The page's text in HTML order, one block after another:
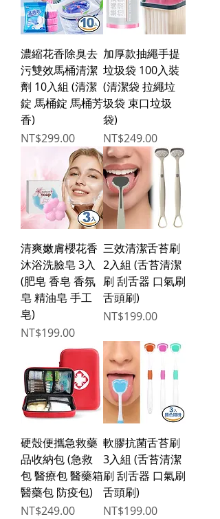
濃縮花香除臭去
污雙效馬桶清潔
劑 10入組 (清潔
錠 馬桶錠 馬桶芳
香)
Price
NT$299.00
加厚款抽繩手提
垃圾袋 100入裝
(清潔袋 拉繩垃
圾袋 束口垃圾
袋)
Price
NT$249.00
清爽嫩膚櫻花香
沐浴洗臉皂 3入
(肥皂 香皂 香氛
皂 精油皂 手工
皂)
Price
NT$199.00
三效清潔舌苔刷
2入組 (舌苔清潔
刷 刮舌器 口氣刷
舌頭刷)
Price
NT$199.00
硬殼便攜急救藥
品收納包 (急救
包 醫療包 醫藥箱
醫藥包 防疫包)
Price
NT$249.00
軟膠抗菌舌苔刷
3入組 (舌苔清潔
刷 刮舌器 口氣刷
舌頭刷)
Price
NT$199.00